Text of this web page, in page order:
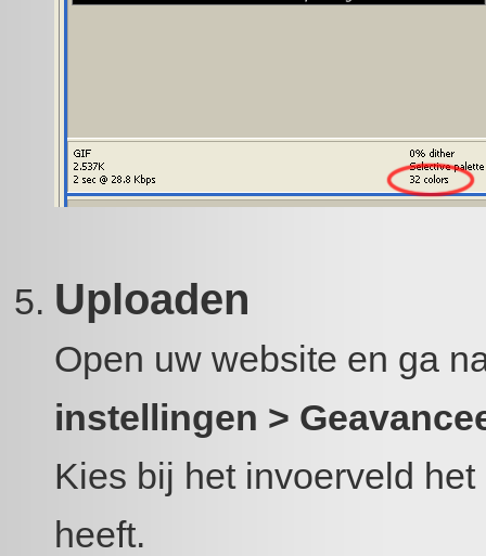
Uploaden
Open uw website en ga
instellingen >
Kies bij het invoerveld
heeft.